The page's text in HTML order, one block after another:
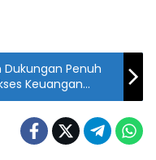
Penuh
Keuangan